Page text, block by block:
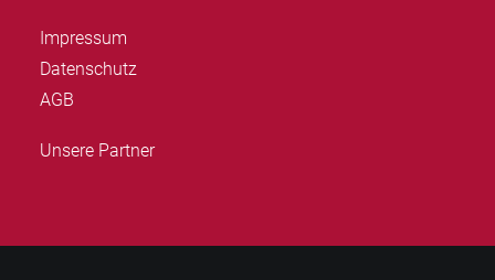
Impressum
Datenschutz
AGB
Unsere Partner